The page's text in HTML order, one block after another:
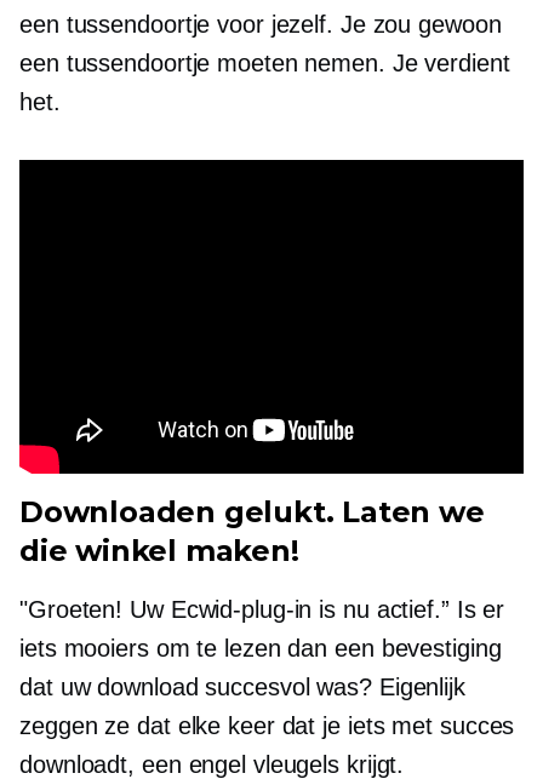
een tussendoortje voor jezelf. Je zou gewoon
een tussendoortje moeten nemen. Je verdient
het.
Downloaden gelukt. Laten we
die winkel maken!
"Groeten! Uw Ecwid-plug-in is nu actief.” Is er
iets mooiers om te lezen dan een bevestiging
dat uw download succesvol was? Eigenlijk
zeggen ze dat elke keer dat je iets met succes
downloadt, een engel vleugels krijgt.